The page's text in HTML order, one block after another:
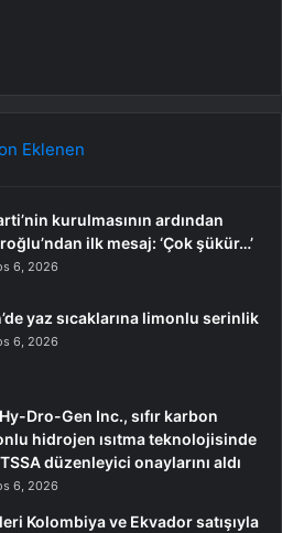
Eklenen
kurulmasının ardından
ilk mesaj: ‘Çok şükür…’
6, 2026
yaz sıcaklarına limonlu serinlik
6, 2026
Dro-Gen Inc., sıfır karbon
hidrojen ısıtma teknolojisinde
düzenleyici onaylarını aldı
6, 2026
Kolombiya ve Ekvador satışıyla